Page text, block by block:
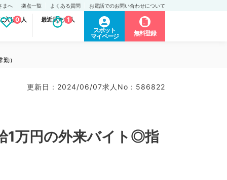
まへ 拠点一覧 よくある質問 お電話でのお問い合わせについて
入り求人
0 最近見た求人
1
スポット
マイページ
無料登録
）
更新日 : 2024/06/07求人No : 586822
1万円の外来バイト◎指